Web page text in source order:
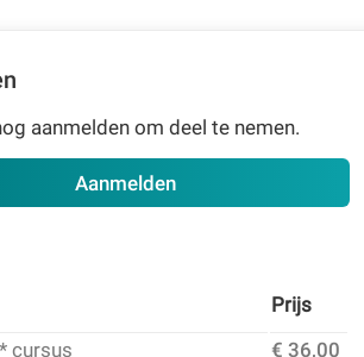
aanmelden om deel te nemen.
Aanmelden
Prijs
cursus
€ 36,00